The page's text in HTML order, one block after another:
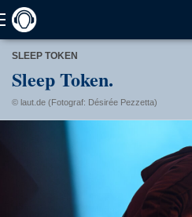
SLEEP TOKEN
Sleep Token.
© laut.de (Fotograf: Désirée Pezzetta)